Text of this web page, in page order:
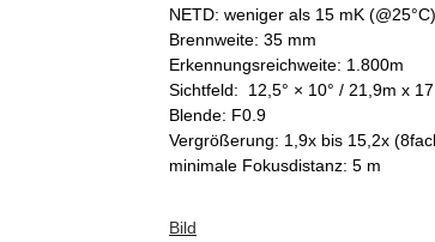
NETD: weniger als 15 mK
Brennweite: 35 mm
Erkennungsreichweite: 1.800m
Sichtfeld: 12,5° × 10° / 21,9m x
Blende: F0.9
Vergrößerung: 1,9x bis 15,2x
minimale Fokusdistanz: 5 m
Bild